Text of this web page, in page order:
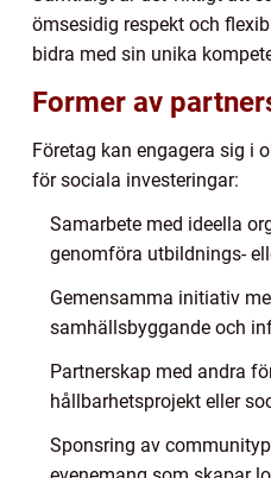
ömsesidig respekt och
bidra med sin unika
Former av
Företag kan engagera sig i
för sociala investeringar:
Samarbete med ideella
genomföra utbildnings-
Gemensamma initiativ
samhällsbyggande och
Partnerskap med andra
hållbarhetsprojekt eller
Sponsring av